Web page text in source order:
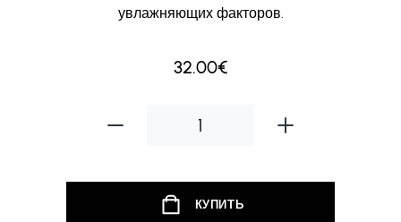
увлажняющих факторов.
32.00€
КУПИТЬ